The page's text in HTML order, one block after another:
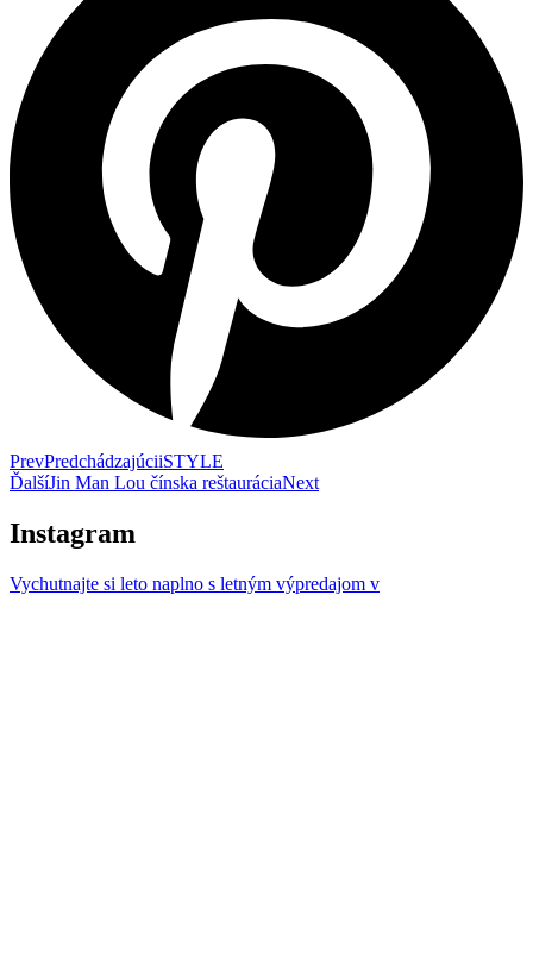
PrevPredchádzajúciiSTYLE
ĎalšíJin Man Lou čínska reštauráciaNext
Instagram
Vychutnajte si leto naplno s letným výpredajom v